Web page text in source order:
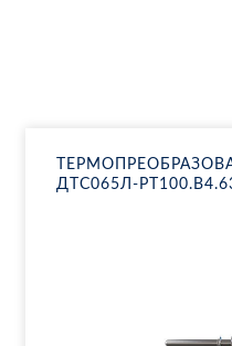
ДТ­С065Л-